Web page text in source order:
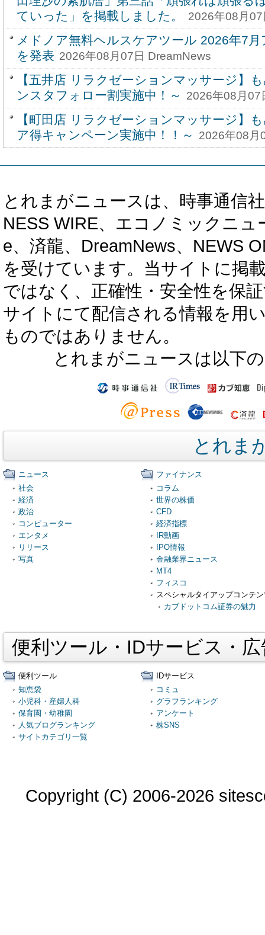
ていった」を掲載しました。
2026年08月
メドノア無料ヘルスケアツール 2026年7
を発表 2026年08月07日 DreamNews
【五井店 リラクゼーションマッサージ】
ンスタフォロー割実施中！～
2026年08月07
【町田店 リラクゼーションマッサージ】
ア得キャンペーン実施中！！～
2026年08月
とれまがニュースは、時事通信
NESS WIRE、エコノミックニ
e、済龍、DreamNews、NEWS
を受けています。当サイトに掲
ではなく、正確性・安全性を保
サイトにて配信される情報を用
ものではありません。
とれまがニュースは以下
とれま
ニュース
社会
経済
政治
コンピューター
エンタメ
リリース
写真
ファイナンス
コラム
世界の株価
CFD
経済指標
IR動画
IPO情報
金融業界ニュース
MT4
フィスコ
スペシャルタイアップコンテ
カブドットコム証券の魅力
便利ツール・IDサービス・
便利ツール
知恵袋
小児科・産婦人科
保育園・幼稚園
人気ブログランキング
サイトカテゴリ一覧
IDサービス
コミュ
グラフランキング
アンケート
株SNS
Copyright (C) 2006-2026